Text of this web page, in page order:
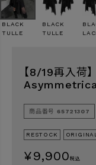
在庫なし商品
BLACK
TULLE
BLACK
TULLE
【8/19再入荷】
商品番号 65721307
RESTOCK ORIGINAL
¥9,900 税込